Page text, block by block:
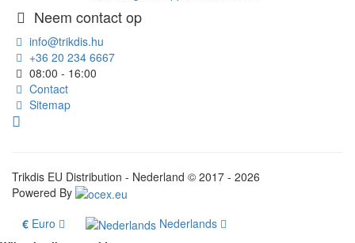
Neem contact op
info@trikdis.hu
+36 20 234 6667
08:00 - 16:00
Contact
Sitemap
Trikdis EU Distribution - Nederland © 2017 - 2026
Powered By
€ Euro
Nederlands